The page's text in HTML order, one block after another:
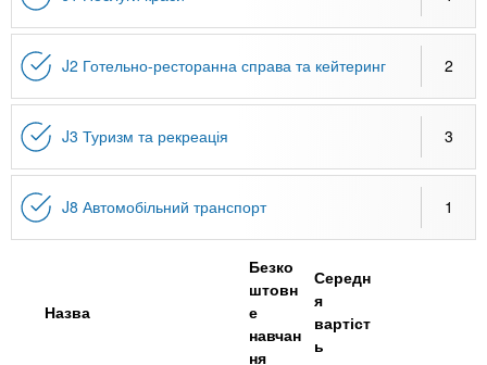
n
f
o
J2 Готельно-ресторанна справа та кейтеринг 2
J3 Туризм та рекреація 3
J8 Автомобільний транспорт 1
Назва
Безко
штовн
е
навчан
ня
Середн
я
вартіст
ь